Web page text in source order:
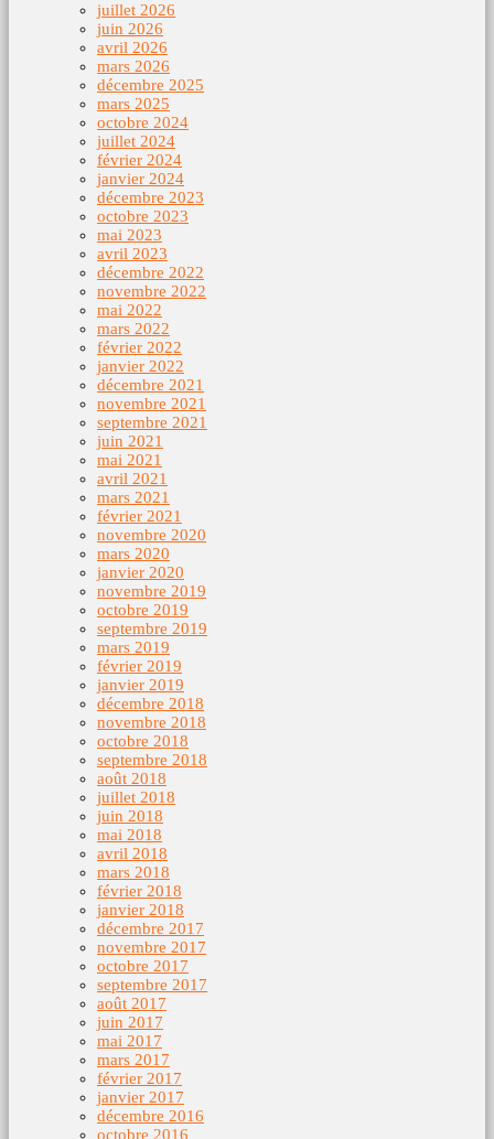
juillet 2026
juin 2026
avril 2026
mars 2026
décembre 2025
mars 2025
octobre 2024
juillet 2024
février 2024
janvier 2024
décembre 2023
octobre 2023
mai 2023
avril 2023
décembre 2022
novembre 2022
mai 2022
mars 2022
février 2022
janvier 2022
décembre 2021
novembre 2021
septembre 2021
juin 2021
mai 2021
avril 2021
mars 2021
février 2021
novembre 2020
mars 2020
janvier 2020
novembre 2019
octobre 2019
septembre 2019
mars 2019
février 2019
janvier 2019
décembre 2018
novembre 2018
octobre 2018
septembre 2018
août 2018
juillet 2018
juin 2018
mai 2018
avril 2018
mars 2018
février 2018
janvier 2018
décembre 2017
novembre 2017
octobre 2017
septembre 2017
août 2017
juin 2017
mai 2017
mars 2017
février 2017
janvier 2017
décembre 2016
octobre 2016